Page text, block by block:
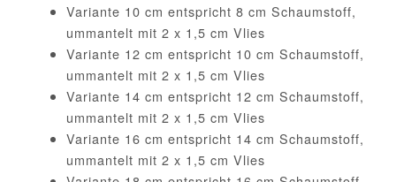
Variante 10 cm entspricht 8 cm Schaumstoff,
ummantelt mit 2 x 1,5 cm Vlies
Variante 12 cm entspricht 10 cm Schaumstoff,
ummantelt mit 2 x 1,5 cm Vlies
Variante 14 cm entspricht 12 cm Schaumstoff,
ummantelt mit 2 x 1,5 cm Vlies
Variante 16 cm entspricht 14 cm Schaumstoff,
ummantelt mit 2 x 1,5 cm Vlies